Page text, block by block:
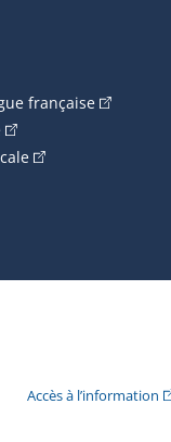
française(Cet
(Cet hyperlien externe
(Cet hyperlien
externe
hyperlien externe
Accès à l’information